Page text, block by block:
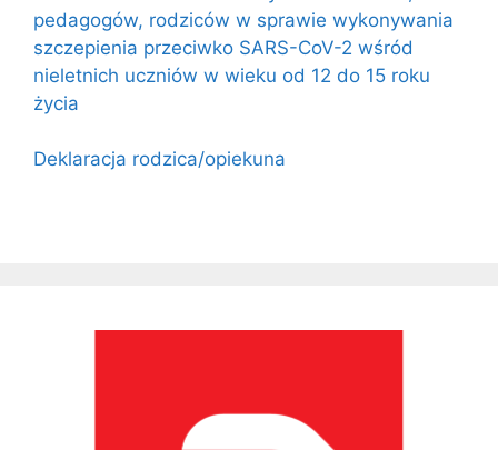
pedagogów, rodziców w sprawie wykonywania
szczepienia przeciwko SARS-CoV-2 wśród
nieletnich uczniów w wieku od 12 do 15 roku
życia
Deklaracja rodzica/opiekuna